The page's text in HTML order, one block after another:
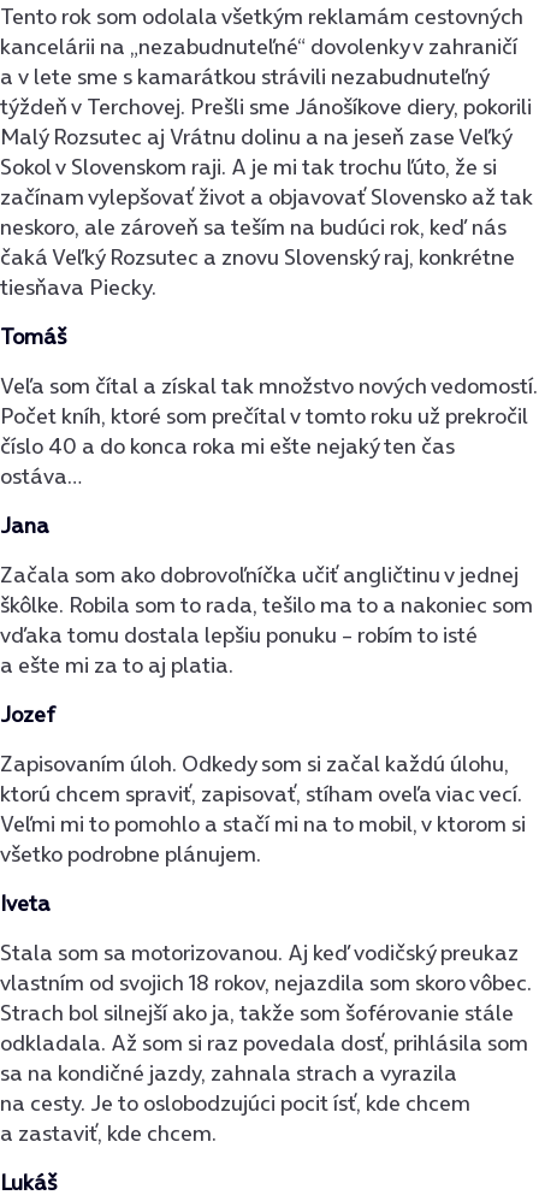
Tento rok som odolala všetkým reklamám cestovných
kancelárii na „nezabudnuteľné“ dovolenky v zahraničí
a v lete sme s kamarátkou strávili nezabudnuteľný
týždeň v Terchovej. Prešli sme Jánošíkove diery, pokorili
Malý Rozsutec aj Vrátnu dolinu a na jeseň zase Veľký
Sokol v Slovenskom raji. A je mi tak trochu ľúto, že si
začínam vylepšovať život a objavovať Slovensko až tak
neskoro, ale zároveň sa teším na budúci rok, keď nás
čaká Veľký Rozsutec a znovu Slovenský raj, konkrétne
tiesňava Piecky.
Tomáš
Veľa som čítal a získal tak množstvo nových vedomostí.
Počet kníh, ktoré som prečítal v tomto roku už prekročil
číslo 40 a do konca roka mi ešte nejaký ten čas
ostáva…
Jana
Začala som ako dobrovoľníčka učiť angličtinu v jednej
škôlke. Robila som to rada, tešilo ma to a nakoniec som
vďaka tomu dostala lepšiu ponuku – robím to isté
a ešte mi za to aj platia.
Jozef
Zapisovaním úloh. Odkedy som si začal každú úlohu,
ktorú chcem spraviť, zapisovať, stíham oveľa viac vecí.
Veľmi mi to pomohlo a stačí mi na to mobil, v ktorom si
všetko podrobne plánujem.
Iveta
Stala som sa motorizovanou. Aj keď vodičský preukaz
vlastním od svojich 18 rokov, nejazdila som skoro vôbec.
Strach bol silnejší ako ja, takže som šoférovanie stále
odkladala. Až som si raz povedala dosť, prihlásila som
sa na kondičné jazdy, zahnala strach a vyrazila
na cesty. Je to oslobodzujúci pocit ísť, kde chcem
a zastaviť, kde chcem.
Lukáš